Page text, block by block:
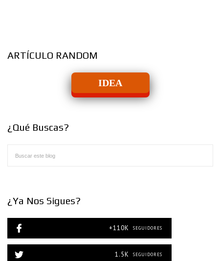
ARTÍCULO RANDOM
IDEA
¿Qué Buscas?
¿Ya Nos Sigues?
+110K SEGUIDORES
1.5K SEGUIDORES